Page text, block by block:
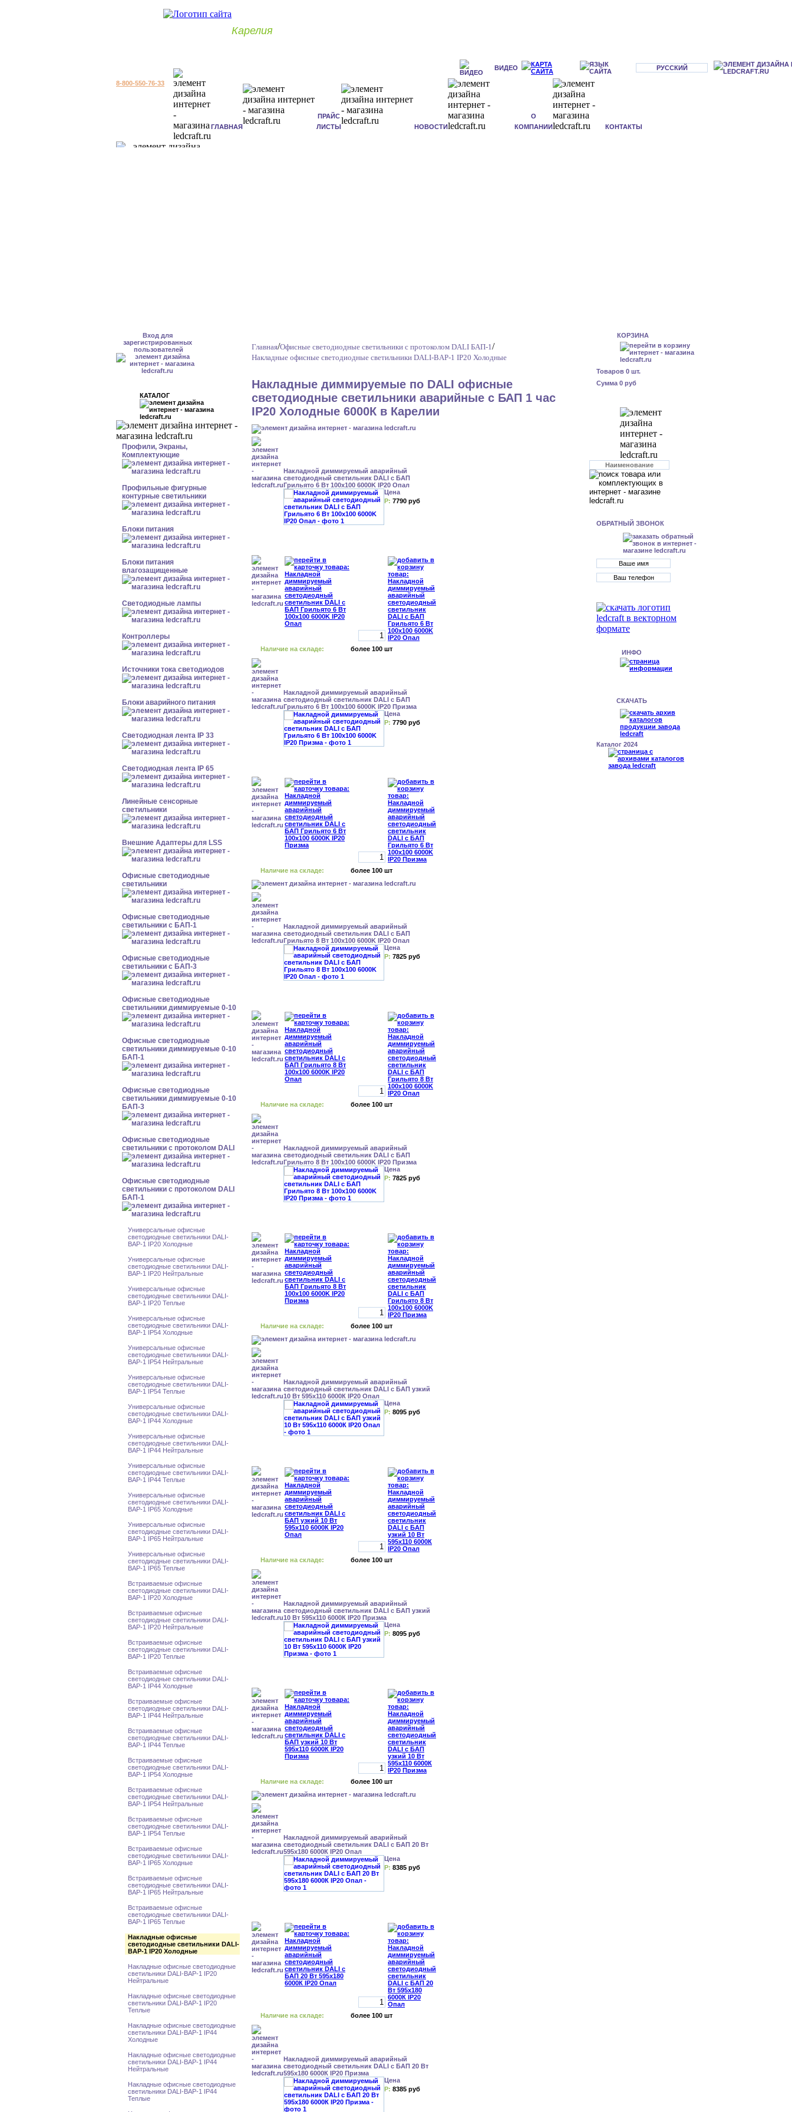
Карелия
ВИДЕО РУССКИЙ
8-800-550-76-33
ГЛАВНАЯ
ПРАЙС
ЛИСТЫ
НОВОСТИ
О
КОМПАНИИ
КОНТАКТЫ
Вход для
зарегистрированных
пользователей
КАТАЛОГ
Профили, Экраны,
Комплектующие
Профильные фигурные
контурные светильники
Блоки питания
Блоки питания
влагозащищенные
Светодиодные лампы
Контроллеры
Источники тока светодиодов
Блоки аварийного питания
Светодиодная лента IP 33
Светодиодная лента IP 65
Линейные сенсорные
светильники
Внешние Адаптеры для LSS
Офисные светодиодные
светильники
Офисные светодиодные
светильники с БАП-1
Офисные светодиодные
светильники с БАП-3
Офисные светодиодные
светильники диммируемые 0-10
Офисные светодиодные
светильники диммируемые 0-10
БАП-1
Офисные светодиодные
светильники диммируемые 0-10
БАП-3
Офисные светодиодные
светильники с протоколом DALI
Офисные светодиодные
светильники с протоколом DALI
БАП-1
Универсальные офисные
светодиодные светильники DALI-
BAP-1 IP20 Холодные
Универсальные офисные
светодиодные светильники DALI-
BAP-1 IP20 Нейтральные
Универсальные офисные
светодиодные светильники DALI-
BAP-1 IP20 Теплые
Универсальные офисные
светодиодные светильники DALI-
BAP-1 IP54 Холодные
Универсальные офисные
светодиодные светильники DALI-
BAP-1 IP54 Нейтральные
Универсальные офисные
светодиодные светильники DALI-
BAP-1 IP54 Теплые
Универсальные офисные
светодиодные светильники DALI-
BAP-1 IP44 Холодные
Универсальные офисные
светодиодные светильники DALI-
BAP-1 IP44 Нейтральные
Универсальные офисные
светодиодные светильники DALI-
BAP-1 IP44 Теплые
Универсальные офисные
светодиодные светильники DALI-
BAP-1 IP65 Холодные
Универсальные офисные
светодиодные светильники DALI-
BAP-1 IP65 Нейтральные
Универсальные офисные
светодиодные светильники DALI-
BAP-1 IP65 Теплые
Встраиваемые офисные
светодиодные светильники DALI-
BAP-1 IP20 Холодные
Встраиваемые офисные
светодиодные светильники DALI-
BAP-1 IP20 Нейтральные
Встраиваемые офисные
светодиодные светильники DALI-
BAP-1 IP20 Теплые
Встраиваемые офисные
светодиодные светильники DALI-
BAP-1 IP44 Холодные
Встраиваемые офисные
светодиодные светильники DALI-
BAP-1 IP44 Нейтральные
Встраиваемые офисные
светодиодные светильники DALI-
BAP-1 IP44 Теплые
Встраиваемые офисные
светодиодные светильники DALI-
BAP-1 IP54 Холодные
Встраиваемые офисные
светодиодные светильники DALI-
BAP-1 IP54 Нейтральные
Встраиваемые офисные
светодиодные светильники DALI-
BAP-1 IP54 Теплые
Встраиваемые офисные
светодиодные светильники DALI-
BAP-1 IP65 Холодные
Встраиваемые офисные
светодиодные светильники DALI-
BAP-1 IP65 Нейтральные
Встраиваемые офисные
светодиодные светильники DALI-
BAP-1 IP65 Теплые
Накладные офисные
светодиодные светильники DALI-
BAP-1 IP20 Холодные
Накладные офисные светодиодные
светильники DALI-BAP-1 IP20
Нейтральные
Накладные офисные светодиодные
светильники DALI-BAP-1 IP20
Теплые
Накладные офисные светодиодные
светильники DALI-BAP-1 IP44
Холодные
Накладные офисные светодиодные
светильники DALI-BAP-1 IP44
Нейтральные
Накладные офисные светодиодные
светильники DALI-BAP-1 IP44
Теплые
Главная/Офисные светодиодные светильники с протоколом DALI БАП-1/
Накладные офисные светодиодные светильники DALI-BAP-1 IP20 Холодные
Накладные диммируемые по DALI офисные
светодиодные светильники аварийные с БАП 1 час
IP20 Холодные 6000К в Карелии
Накладной диммируемый аварийный
светодиодный светильник DALI с БАП
Грильято 6 Вт 100x100 6000K IP20 Опал
Цена
Р: 7790 руб
Наличие на складе: более 100 шт
Накладной диммируемый аварийный
светодиодный светильник DALI с БАП
Грильято 6 Вт 100x100 6000K IP20 Призма
Цена
Р: 7790 руб
Наличие на складе: более 100 шт
Накладной диммируемый аварийный
светодиодный светильник DALI с БАП
Грильято 8 Вт 100x100 6000K IP20 Опал
Цена
Р: 7825 руб
Наличие на складе: более 100 шт
Накладной диммируемый аварийный
светодиодный светильник DALI с БАП
Грильято 8 Вт 100x100 6000K IP20 Призма
Цена
Р: 7825 руб
Наличие на складе: более 100 шт
Накладной диммируемый аварийный
светодиодный светильник DALI с БАП узкий
10 Вт 595x110 6000К IP20 Опал
Цена
Р: 8095 руб
Наличие на складе: более 100 шт
Накладной диммируемый аварийный
светодиодный светильник DALI с БАП узкий
10 Вт 595x110 6000К IP20 Призма
Цена
Р: 8095 руб
Наличие на складе: более 100 шт
Накладной диммируемый аварийный
светодиодный светильник DALI с БАП 20 Вт
595x180 6000К IP20 Опал
Цена
Р: 8385 руб
Наличие на складе: более 100 шт
Накладной диммируемый аварийный
светодиодный светильник DALI с БАП 20 Вт
595x180 6000К IP20 Призма
Цена
Р: 8385 руб
КОРЗИНА
Товаров 0 шт.
Сумма 0 руб
ОБРАТНЫЙ ЗВОНОК
ИНФО
СКАЧАТЬ
Каталог 2024